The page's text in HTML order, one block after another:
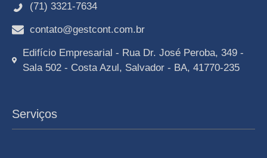
(71) 3321-7634
contato@gestcont.com.br
Edifício Empresarial - Rua Dr. José Peroba, 349 -
Sala 502 - Costa Azul, Salvador - BA, 41770-235
Serviços